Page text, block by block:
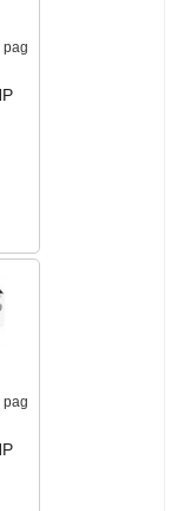
pag
pag